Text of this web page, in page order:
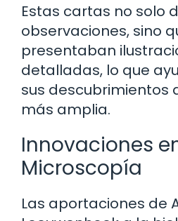
Estas cartas no solo
observaciones, sino
presentaban
detalladas, lo que
sus descubrimientos
más amplia.
Innovaciones
Microscopía
Las aportaciones de